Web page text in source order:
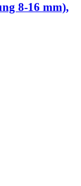
8-​16 mm),